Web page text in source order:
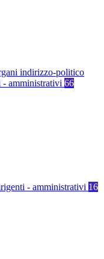
indirizzo-politico
amministrativi 66
- amministrativi 16